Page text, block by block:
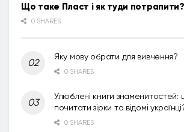
Що таке Пласт і як туди потрапити?
0 SHARES
Яку мову обрати для вивчення?
0 SHARES
Улюблені книги знаменитостей:
почитати зірки та відомі
0 SHARES